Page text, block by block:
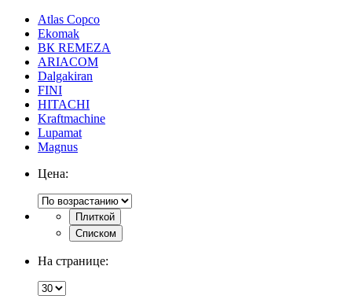
Atlas Copco
Ekomak
ВК REMEZA
ARIACOM
Dalgakiran
FINI
HITACHI
Kraftmachine
Lupamat
Magnus
Цена:
Плиткой
Списком
На странице: